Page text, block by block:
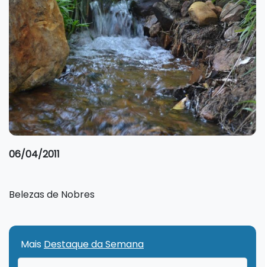
06/04/2011
Belezas de Nobres
Mais Destaque da Semana